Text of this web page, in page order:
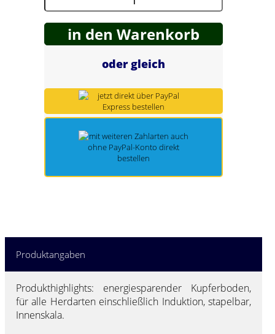
in den Warenkorb
oder gleich
Produktangaben
Produkthighlights: energiesparender Kupferboden,
für alle Herdarten einschließlich Induktion, stapelbar,
Innenskala.